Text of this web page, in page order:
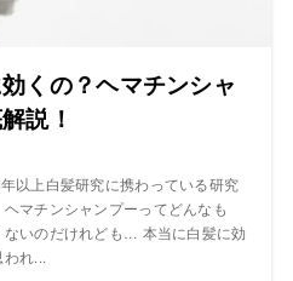
くの？ヘマチンシャ
説！
以上白髪研究に携わっている研究
マチンシャンプーってどんなも
いのだけれども… 本当に白髪に効
れ...